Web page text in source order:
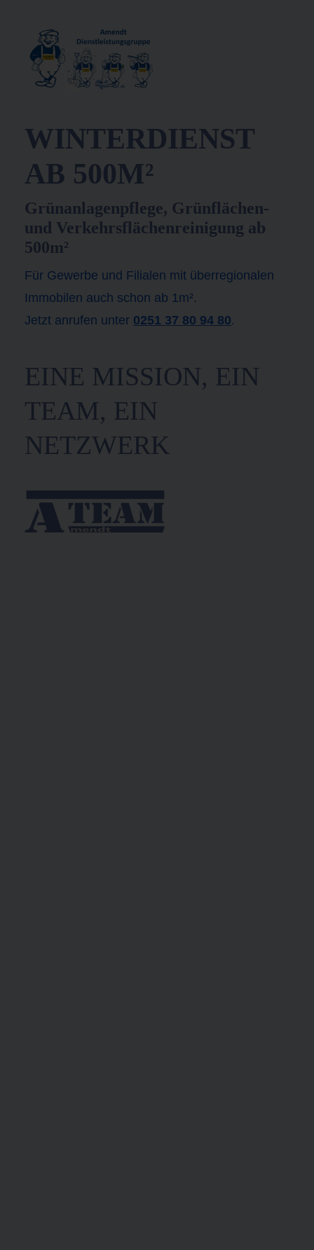
WINTERDIENST
AB 500M²
Grünanlagenpflege, Grünflächen-
und Verkehrsflächenreinigung ab
500m²
Für Gewerbe und Filialen mit überregionalen
Immobilen auch schon ab 1m².
Jetzt anrufen unter 0251 37 80 94 80.
EINE MISSION, EIN
TEAM, EIN
NETZWERK